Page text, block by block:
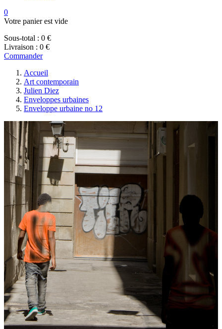
0
Votre panier est vide
Sous-total : 0 €
Livraison : 0 €
Commander
Accueil
Art contemporain
Julien Diez
Enveloppes urbaines
Enveloppe urbaine no 12